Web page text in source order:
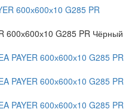
G285 PR Чёрный